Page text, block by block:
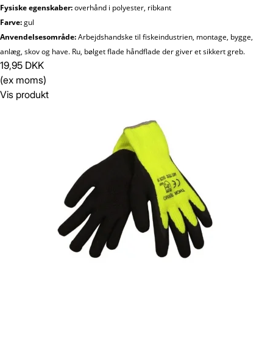
Fysiske egenskaber:overhånd i polyester, ribkant
Farve:gul
Anvendelsesområde:Arbejdshandske til fiskeindustrien, montage, bygge,
anlæg, skov og have. Ru, bølget flade håndflade der giver et sikkert greb.
19,95 DKK
(ex moms)
Vis produkt